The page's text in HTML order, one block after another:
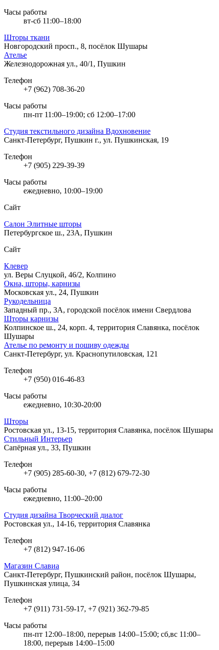
Часы работы
вт-сб 11:00–18:00
Шторы ткани
Новгородский просп., 8, посёлок Шушары
Ателье
Железнодорожная ул., 40/1, Пушкин
Телефон
+7 (962) 708-36-20
Часы работы
пн-пт 11:00–19:00; сб 12:00–17:00
Студия текстильного дизайна Вдохновение
Санкт-Петербург, Пушкин г., ул. Пушкинская, 19
Телефон
+7 (905) 229-39-39
Часы работы
ежедневно, 10:00–19:00
Сайт
Салон Элитные шторы
Петербургское ш., 23А, Пушкин
Сайт
Клевер
ул. Веры Слуцкой, 46/2, Колпино
Окна, шторы, карнизы
Московская ул., 24, Пушкин
Рукодельница
Западный пр., 3А, городской посёлок имени Свердлова
Шторы карнизы
Колпинское ш., 24, корп. 4, территория Славянка, посёлок
Шушары
Ателье по ремонту и пошиву одежды
Санкт-Петербург, ул. Краснопутиловская, 121
Телефон
+7 (950) 016-46-83
Часы работы
ежедневно, 10:30-20:00
Шторы
Ростовская ул., 13-15, территория Славянка, посёлок Шушары
Стильный Интерьер
Сапёрная ул., 33, Пушкин
Телефон
+7 (905) 285-60-30, +7 (812) 679-72-30
Часы работы
ежедневно, 11:00–20:00
Студия дизайна Творческий диалог
Ростовская ул., 14-16, территория Славянка
Телефон
+7 (812) 947-16-06
Магазин Славиа
Санкт-Петербург, Пушкинский район, посёлок Шушары,
Пушкинская улица, 34
Телефон
+7 (911) 731-59-17, +7 (921) 362-79-85
Часы работы
пн-пт 12:00–18:00, перерыв 14:00–15:00; сб,вс 11:00–
18:00, перерыв 14:00–15:00